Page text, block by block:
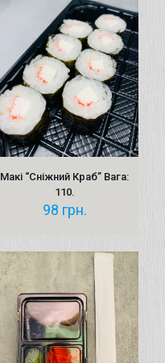
Макі “Сніжний Краб” Вага:
110.
98 грн.